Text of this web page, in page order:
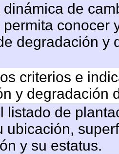
dinámica de
conocer
degradación y
criterios e
y degradación
listado de
ubicación,
y su estatus.